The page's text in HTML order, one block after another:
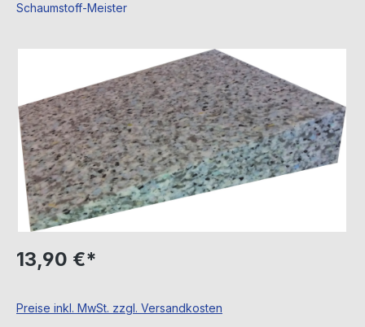
Schaumstoff-Meister
13,90 €*
Preise inkl. MwSt. zzgl. Versandkosten